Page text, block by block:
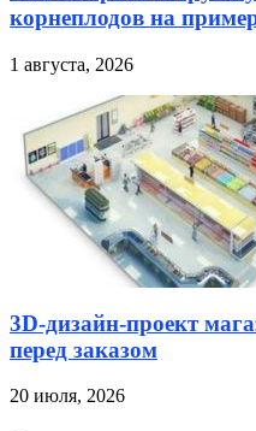
корнеплодов на
1 августа, 2026
3D-дизайн-проект
перед заказом
20 июля, 2026